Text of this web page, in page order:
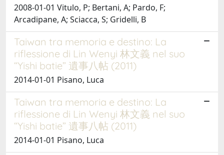
2008-01-01 Vitulo, P; Bertani, A; Pardo, F;
Arcadipane, A; Sciacca, S; Gridelli, B
Taiwan tra memoria e destino: La
riflessione di Lin Wenyi 林文義 nel suo
“Yishi batie” 遺事八帖 (2011)
2014-01-01 Pisano, Luca
Taiwan tra memoria e destino: La
riflessione di Lin Wenyi 林文義 nel suo
“Yishi batie” 遺事八帖 (2011)
2014-01-01 Pisano, Luca